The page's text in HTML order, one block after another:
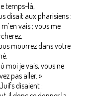
temps-là,
disait aux pharisiens :
vais ; vous me
mourrez dans votre
moi je vais, vous ne
pas aller. »
disaient :